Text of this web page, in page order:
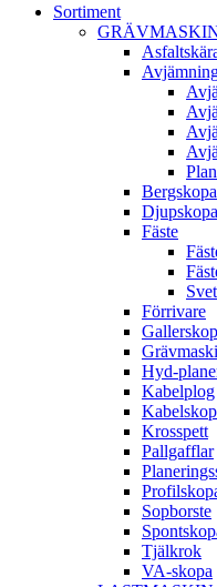
Sortiment
Berg­skopa
Djup­skopa
Fäste
Förrivare
Hyd­-
Kabel­plog
Kros­spett
Pallgafflar
Sop­borste
Tjäl­krok
VA­-skopa